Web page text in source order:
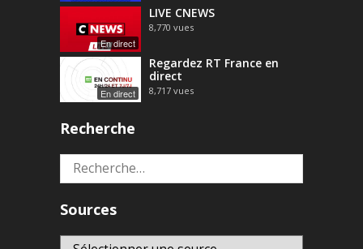
En direct
LIVE CNEWS
8,770 vues
En direct
Regardez RT France en
direct
8,717 vues
Recherche
Rechercher :
Sources